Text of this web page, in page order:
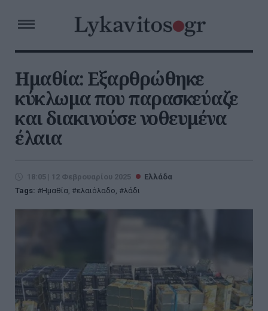
Ημαθία: Εξαρθρώθηκε
κύκλωμα που παρασκεύαζε
και διακινούσε νοθευμένα
έλαια
18:05 | 12 Φεβρουαρίου 2025
Ελλάδα
Tags:
Ημαθία, ελαιόλαδο, λάδι